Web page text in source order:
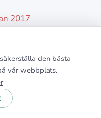
2017
den bästa
vår webbplats.